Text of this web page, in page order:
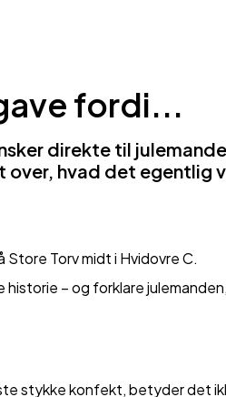
fordi...
direkte til
hvad det egentlig
Torv midt i Hvidovre C.
– og forklare julemanden,
stykke konfekt, betyder det